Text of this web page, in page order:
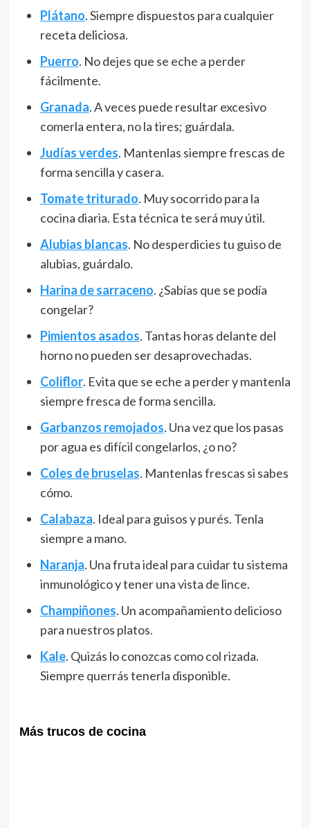
Plátano. Siempre dispuestos para cualquier
receta deliciosa.
Puerro. No dejes que se eche a perder
fácilmente.
Granada. A veces puede resultar excesivo
comerla entera, no la tires; guárdala.
Judías verdes. Mantenlas siempre frescas de
forma sencilla y casera.
Tomate triturado. Muy socorrido para la
cocina diaria. Esta técnica te será muy útil.
Alubias blancas. No desperdicies tu guiso de
alubias, guárdalo.
Harina de sarraceno. ¿Sabías que se podía
congelar?
Pimientos asados. Tantas horas delante del
horno no pueden ser desaprovechadas.
Coliflor. Evita que se eche a perder y mantenla
siempre fresca de forma sencilla.
Garbanzos remojados. Una vez que los pasas
por agua es difícil congelarlos, ¿o no?
Coles de bruselas. Mantenlas frescas si sabes
cómo.
Calabaza. Ideal para guisos y purés. Tenla
siempre a mano.
Naranja. Una fruta ideal para cuidar tu sistema
inmunológico y tener una vista de lince.
Champiñones. Un acompañamiento delicioso
para nuestros platos.
Kale. Quizás lo conozcas como col rizada.
Siempre querrás tenerla disponible.
Más trucos de cocina